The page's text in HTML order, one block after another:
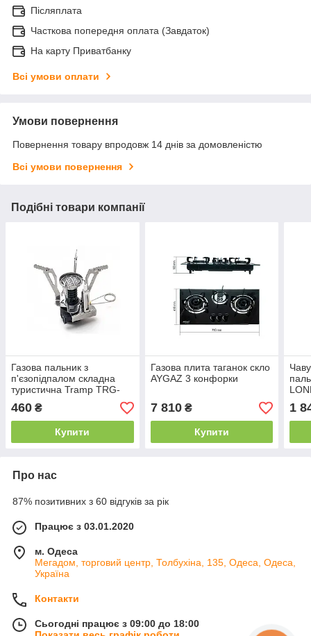
Післяплата
Часткова попередня оплата (Завдаток)
На карту Приватбанку
Всі умови оплати
Умови повернення
Повернення товару впродовж 14 днів за домовленістю
Всі умови повернення
Подібні товари компанії
Газова пальник з
п'єзопідпалом складна
туристична Tramp TRG-
009
460 ₴
Купити
Газова плита таганок скло
AYGAZ 3 конфорки
7 810₴
Купити
1
Про нас
87% позитивних з 60 відгуків за рік
Працює з 03.01.2020
м. Одеса
Мегадом, торговий центр, Толбухіна, 135, Одеса, Одеса,
Україна
Контакти
Сьогодні працює з 09:00 до 18:00